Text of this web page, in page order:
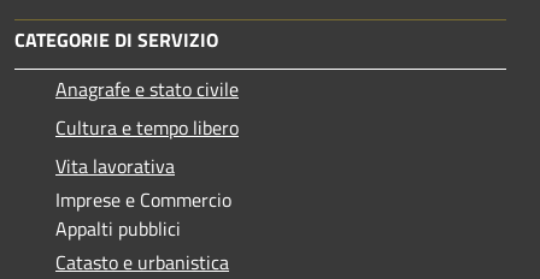
CATEGORIE DI SERVIZIO
Anagrafe e stato civile
Cultura e tempo libero
Vita lavorativa
Imprese e Commercio
Appalti pubblici
Catasto e urbanistica